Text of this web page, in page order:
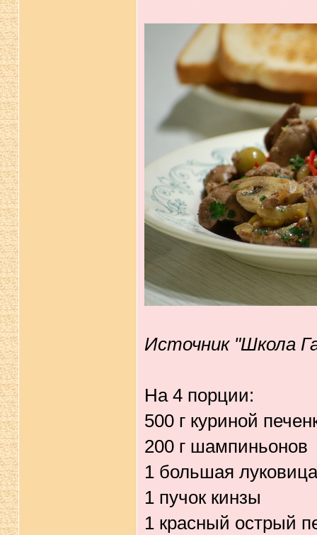
Источник "Школа
На 4 порции:
500 г куриной
200 г шампиньонов
1 большая луковица
1 пучок кинзы
1 красный острый